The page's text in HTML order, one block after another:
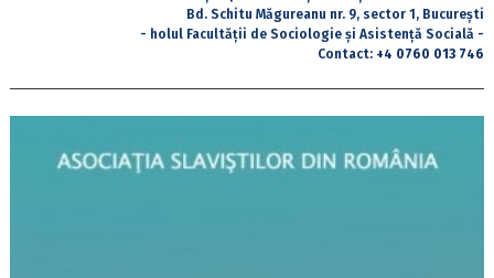
Bd. Schitu Măgureanu nr. 9, sector 1, București
- holul Facultății de Sociologie și Asistență Socială -
Contact: +4 0760 013 746